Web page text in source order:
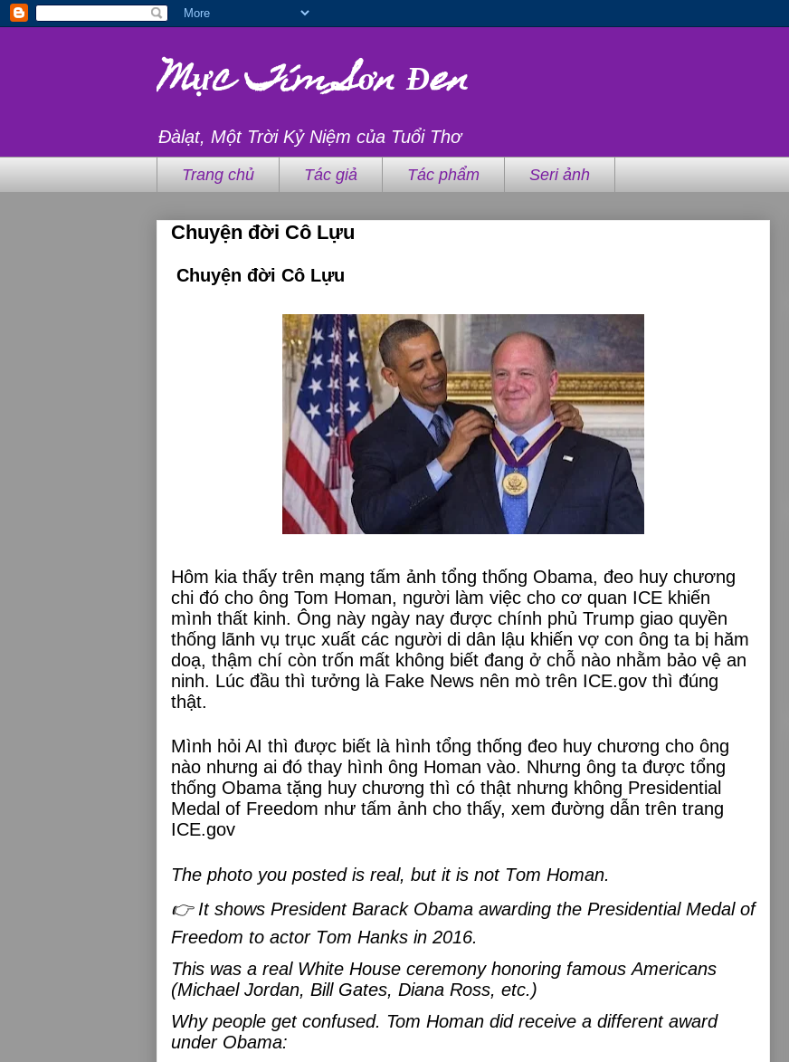
Mực Tím Sơn Đen
Đàlạt, Một Trời Kỷ Niệm của Tuổi Thơ
Trang chủ Tác giả Tác phẩm Seri ảnh
Chuyện đời Cô Lựu
Chuyện đời Cô Lựu
Hôm kia thấy trên mạng tấm ảnh tổng thống Obama, đeo huy chương
chi đó cho ông Tom Homan, người làm việc cho cơ quan ICE khiến
mình thất kinh. Ông này ngày nay được chính phủ Trump giao quyền
thống lãnh vụ trục xuất các người di dân lậu khiến vợ con ông ta bị hăm
doạ, thậm chí còn trốn mất không biết đang ở chỗ nào nhằm bảo vệ an
ninh. Lúc đầu thì tưởng là Fake News nên mò trên ICE.gov thì đúng
thật.
Mình hỏi AI thì được biết là hình tổng thống đeo huy chương cho ông
nào nhưng ai đó thay hình ông Homan vào. Nhưng ông ta được tổng
thống Obama tặng huy chương thì có thật nhưng không Presidential
Medal of Freedom như tấm ảnh cho thấy, xem đường dẫn trên trang
ICE.gov
The photo you posted is real, but it is not Tom Homan.
👉 It shows President Barack Obama awarding the Presidential Medal of
Freedom to actor Tom Hanks in 2016.
This was a real White House ceremony honoring famous Americans
(Michael Jordan, Bill Gates, Diana Ross, etc.)
Why people get confused. Tom Homan did receive a different award
under Obama: